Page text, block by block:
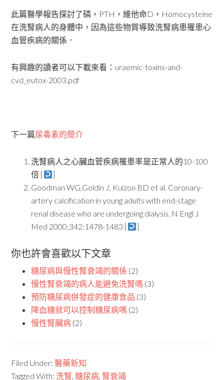
此篇醫學報告探討了磷，PTH，維他命D，Homocysteine
在洗腎病人的身體中，因為這些物質導致洗腎病患罹患心
血管疾病的關係．
有興趣的讀者可以下載來看：uraemic-toxins-and-
cvd_eutox-2003.pdf
下一篇尿毒素的簡介
洗腎病人之心臟血管疾病罹患率是正常人的10-100
倍 [
]
Goodman WG,Goldin J, Kuizon BD et al. Coronary-
artery calcification in young adults with end-stage
renal disease who are undergoing dialysis. N Engl J
Med 2000;342:1478-1483 [
]
你也許會喜歡以下文章
糖尿病與慢性腎衰竭的關係 (2)
慢性腎衰竭的病人能避免洗腎嗎 (3)
預防糖尿病併發症的健康食品 (3)
降血糖就可以控制糖尿病嗎 (2)
慢性腎臟病 (2)
Filed Under:醫藥新知
Tagged With:洗腎,糖尿病, 腎衰竭